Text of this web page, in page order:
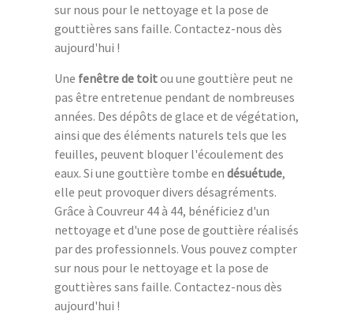
sur nous pour le nettoyage et la pose de
gouttières sans faille. Contactez-nous dès
aujourd'hui !
Une fenêtre de toitou une gouttière peut ne
pas être entretenue pendant de nombreuses
années. Des dépôts de glace et de végétation,
ainsi que des éléments naturels tels que les
feuilles, peuvent bloquer l'écoulement des
eaux. Si une gouttière tombe en désuétude,
elle peut provoquer divers désagréments.
Grâce à Couvreur 44 à 44, bénéficiez d'un
nettoyage et d'une pose de gouttière réalisés
par des professionnels. Vous pouvez compter
sur nous pour le nettoyage et la pose de
gouttières sans faille. Contactez-nous dès
aujourd'hui !